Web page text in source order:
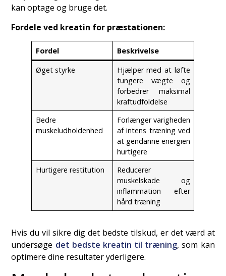
kan optage og bruge det.
Fordele ved kreatin for præstationen:
Fordel
Beskrivelse
Øget styrke
Hjælper med at løfte
tungere vægte og
forbedrer maksimal
kraftudfoldelse
Bedre
muskeludholdenhed
Forlænger varigheden
af intens træning ved
at gendanne energien
hurtigere
Hurtigere restitution
Reducerer
muskelskade og
inflammation efter
hård træning
Hvis du vil sikre dig det bedste tilskud, er det værd at
undersøge det bedste kreatin til træning, som kan
optimere dine resultater yderligere.